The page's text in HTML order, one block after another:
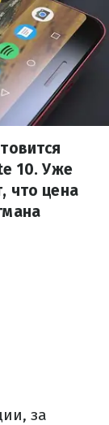
10. Уже
что цена
за